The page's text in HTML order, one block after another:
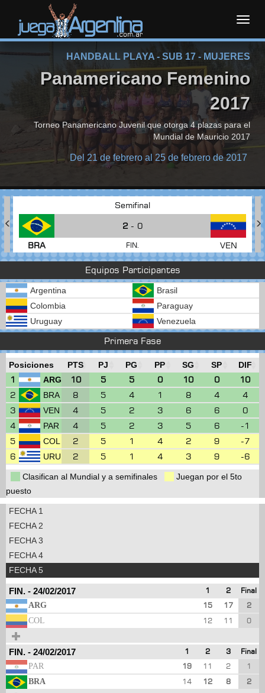
HANDBALL PLAYA - SUB 17 - MUJERES
Panamericano Femenino
2017
Torneo Panamericano Juvenil que otorga 4 plazas para el
Mundial de Mauricio 2017
Del 21 de febrero al 25 de febrero de 2017
Semifinal
BRA
2 - 0
FIN. VEN
Equipos Participantes
Argentina
Brasil
Colombia
Paraguay
Uruguay
Venezuela
Primera Fase
Posiciones PTS PJ PG PP SG SP DIF
1 ARG 10 5 5 0 10 0
10
2
BRA 8 5 4 1 8 4
4
3
VEN 4 5 2 3 6 6
0
4
PAR 4 5 2 3 5 6
-1
5
COL 2 5 1 4 2 9
-7
6
URU 2 5 1 4 3 9 -6
Clasifican al Mundial y a semifinales
Juegan por el 5to
puesto
FECHA 1
FECHA 2
FECHA 3
FECHA 4
FECHA 5
FIN. - 24/02/2017 1 2
Final
ARG
15 17
2
COL
12 11 0
FIN. - 24/02/2017 1 2 3
Final
PAR
19 11 2
1
BRA
14 12 8 2